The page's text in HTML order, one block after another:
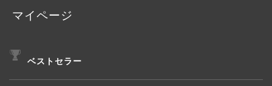
マイページ
ベストセラー